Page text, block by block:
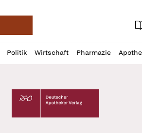
Deutsche Apotheker
Politik Wirtschaft Pharmazie
Profil
öffnen
Daz
Pur
Deutscher Apotheker Verlag Logo